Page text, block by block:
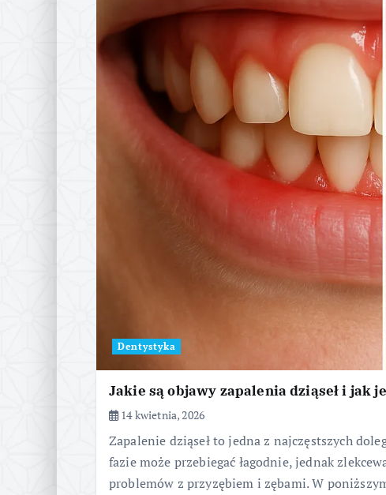
Dentystyka
Jakie są objawy zapalenia dziąseł i jak
14 kwietnia, 2026
Zapalenie dziąseł to jedna z najczęstszych
fazie może przebiegać łagodnie, jednak
problemów z przyzębiem i zębami. W